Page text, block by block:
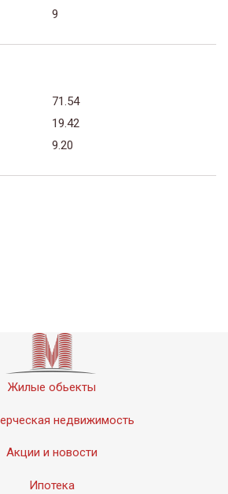
9
71.54
19.42
9.20
Жилые обьекты
недвижимость
Акции и новости
Ипотека